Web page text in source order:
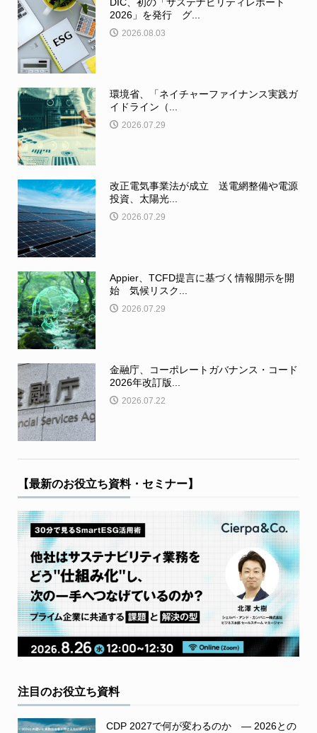
2026」を発行 グ...
2026.08.03
環境省、「ネイチャーファイナンス実践ガ
イドライン（...
2026.07.29
改正電気事業法が成立 送電網整備や電源
投資、太陽光...
2026.07.29
Appier、TCFD提言に基づく情報開示を開
始 気候リスク...
2026.07.29
金融庁、コーポレートガバナンス・コード
2026年改訂版...
2026.07.22
【最新のお役立ち資料・セミナー】
注目のお役立ち資料
CDP 2027で何が変わるのか ― 2026との